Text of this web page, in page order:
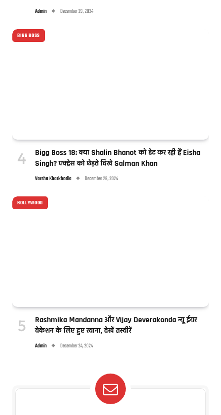
Admin December 29, 2024
BIGG BOSS
Bigg Boss 18: क्या Shalin Bhanot को डेट कर रही हैं Eisha
Singh? एक्ट्रेस को छेड़ते दिखे Salman Khan
Varsha Kharkhodia December 28, 2024
BOLLYWOOD
Rashmika Mandanna और Vijay Deverakonda न्यू ईयर
वेकेशन के लिए हुए रवाना, देखें तस्वीरें
Admin December 24, 2024